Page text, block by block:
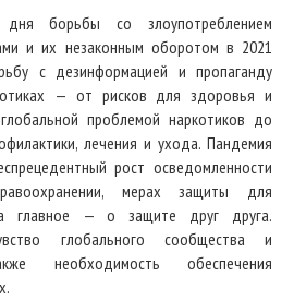
борьбы со злоупотреблением
и их незаконным оборотом в 2021
с дезинформацией и пропаганду
— от рисков для здоровья и
проблемой наркотиков до
лечения и ухода. Пандемия
рост осведомленности
мерах защиты для
а главное — о защите друг друга.
глобального сообщества и
необходимость обеспечения